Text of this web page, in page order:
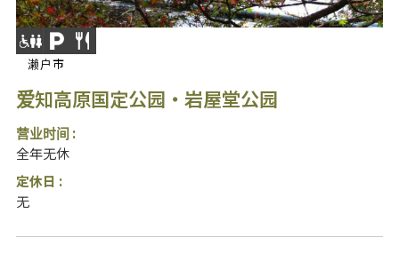
濑户市
爱知高原国定公园・岩屋堂公园
营业时间 :
全年无休
定休日 :
无